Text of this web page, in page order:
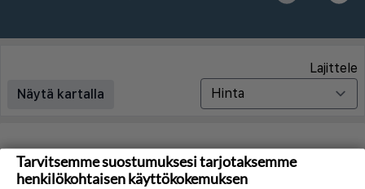
Näytä kartalla
Lajittele
Matkoja ei löytynyt
Tarvitsemme suostumuksesi tarjotaksemme
henkilökohtaisen käyttökokemuksen